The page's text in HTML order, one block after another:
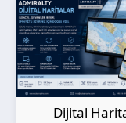
Dijital Kitap